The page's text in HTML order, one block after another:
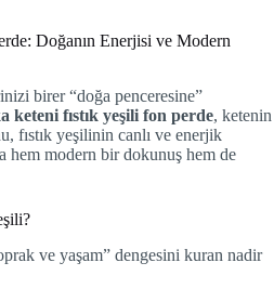
Doğanın Enerjisi ve Modern
birer “doğa penceresine”
keteni fıstık yeşili fon perde, ketenin
fıstık yeşilinin canlı ve enerjik
hem modern bir dokunuş hem de
ve yaşam” dengesini kuran nadir